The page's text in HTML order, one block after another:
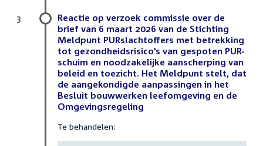
Reactie op verzoek commissie over de
brief van 6 maart 2026 van de Stichting
Meldpunt PURslachtoffers met betrekking
tot gezondheidsrisico’s van gespoten PUR-
schuim en noodzakelijke aanscherping van
beleid en toezicht. Het Meldpunt stelt, dat
de aangekondigde aanpassingen in het
Besluit bouwwerken leefomgeving en de
Omgevingsregeling
Te behandelen:
3